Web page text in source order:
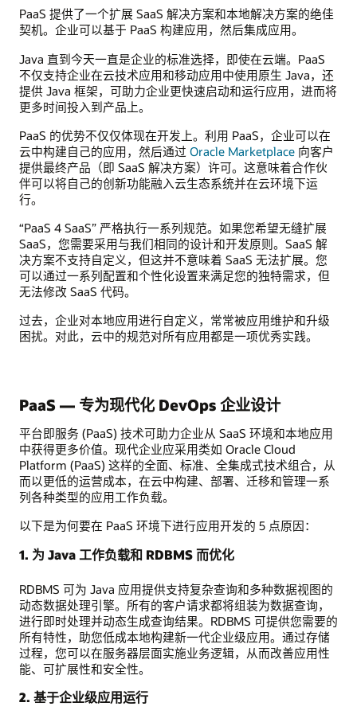
PaaS 提供了一个扩展 SaaS 解决方案和本地解决方案的绝佳
契机。企业可以基于 PaaS 构建应用，然后集成应用。
Java 直到今天一直是企业的标准选择，即使在云端。PaaS
不仅支持企业在云技术应用和移动应用中使用原生 Java，还
提供 Java 框架，可助力企业更快速启动和运行应用，进而将
更多时间投入到产品上。
PaaS 的优势不仅仅体现在开发上。利用 PaaS，企业可以在
云中构建自己的应用，然后通过 Oracle Marketplace 向客户
提供最终产品（即 SaaS 解决方案）许可。这意味着合作伙
伴可以将自己的创新功能融入云生态系统并在云环境下运
行。
“PaaS 4 SaaS” 严格执行一系列规范。如果您希望无缝扩展
SaaS，您需要采用与我们相同的设计和开发原则。SaaS 解
决方案不支持自定义，但这并不意味着 SaaS 无法扩展。您
可以通过一系列配置和个性化设置来满足您的独特需求，但
无法修改 SaaS 代码。
过去，企业对本地应用进行自定义，常常被应用维护和升级
困扰。对此，云中的规范对所有应用都是一项优秀实践。
PaaS — 专为现代化 DevOps 企业设计
平台即服务 (PaaS) 技术可助力企业从 SaaS 环境和本地应用
中获得更多价值。现代企业应采用类如 Oracle Cloud
Platform (PaaS) 这样的全面、标准、全集成式技术组合，从
而以更低的运营成本，在云中构建、部署、迁移和管理一系
列各种类型的应用工作负载。
以下是为何要在 PaaS 环境下进行应用开发的 5 点原因：
1. 为 Java 工作负载和 RDBMS 而优化
RDBMS 可为 Java 应用提供支持复杂查询和多种数据视图的
动态数据处理引擎。所有的客户请求都将组装为数据查询，
进行即时处理并动态生成查询结果。RDBMS 可提供您需要的
所有特性，助您低成本地构建新一代企业级应用。通过存储
过程，您可以在服务器层面实施业务逻辑，从而改善应用性
能、可扩展性和安全性。
2. 基于企业级应用运行